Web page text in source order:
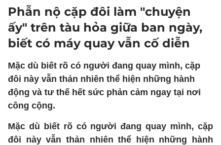
Phẫn nộ cặp đôi làm "chuyện
ấy" trên tàu hỏa giữa ban ngày,
biết có máy quay vẫn cố diễn
Mặc dù biết rõ có người đang quay mình, cặp
đôi này vẫn thản nhiên thể hiện những hành
động và tư thế hết sức phản cảm ngay tại nơi
công cộng. ​​​​​​​
Mặc dù biết rõ có người đang quay mình, cặp
đôi này vẫn thản nhiên thể hiện những hành